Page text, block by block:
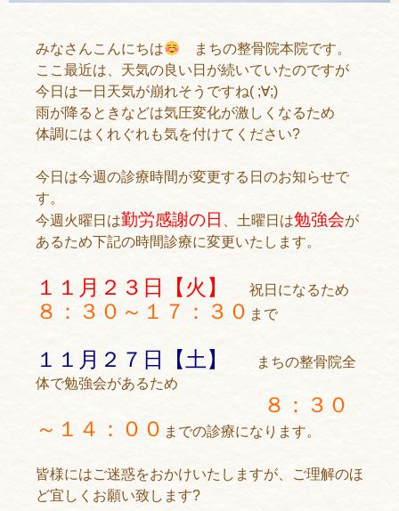
みなさんこんにちは
まちの整骨院本院です。
ここ最近は、天気の良い日が続いていたのですが
今日は一日天気が崩れそうですね( ;∀;)
雨が降るときなどは気圧変化が激しくなるため
体調にはくれぐれも気を付けてください?
今日は今週の診療時間が変更する日のお知らせで
す。
今週火曜日は勤労感謝の日 、土曜日は勉強会が
あるため下記の時間診療に変更いたします。
１１月２３日【火】 祝日になるため
８：３０～１７：３０ まで
１１月２７日【土】
まちの整骨院全
体で勉強会があるため
８：３０
～１４：００ までの診療になります。
皆様にはご迷惑をおかけいたしますが、ご理解のほ
ど宜しくお願い致します?